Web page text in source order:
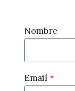
Nombre
Email *